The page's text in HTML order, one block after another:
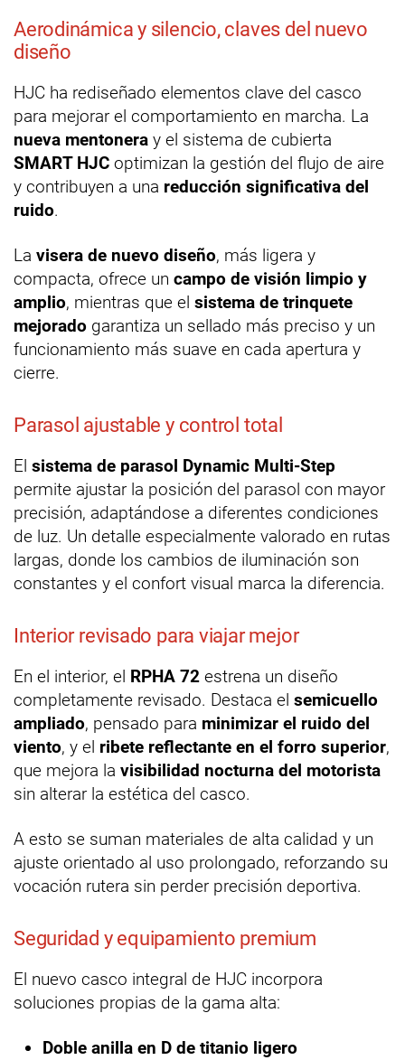
Aerodinámica y silencio, claves del nuevo
diseño
HJC ha rediseñado elementos clave del casco
para mejorar el comportamiento en marcha. La
nueva mentonera y el sistema de cubierta
SMART HJC optimizan la gestión del flujo de aire
y contribuyen a una reducción significativa del
ruido.
La visera de nuevo diseño, más ligera y
compacta, ofrece un campo de visión limpio y
amplio, mientras que el sistema de trinquete
mejorado garantiza un sellado más preciso y un
funcionamiento más suave en cada apertura y
cierre.
Parasol ajustable y control total
El sistema de parasol Dynamic Multi-Step
permite ajustar la posición del parasol con mayor
precisión, adaptándose a diferentes condiciones
de luz. Un detalle especialmente valorado en rutas
largas, donde los cambios de iluminación son
constantes y el confort visual marca la diferencia.
Interior revisado para viajar mejor
En el interior, el RPHA 72 estrena un diseño
completamente revisado. Destaca el semicuello
ampliado, pensado para minimizar el ruido del
viento, y el ribete reflectante en el forro superior,
que mejora la visibilidad nocturna del motorista
sin alterar la estética del casco.
A esto se suman materiales de alta calidad y un
ajuste orientado al uso prolongado, reforzando su
vocación rutera sin perder precisión deportiva.
Seguridad y equipamiento premium
El nuevo casco integral de HJC incorpora
soluciones propias de la gama alta:
Doble anilla en D de titanio ligero